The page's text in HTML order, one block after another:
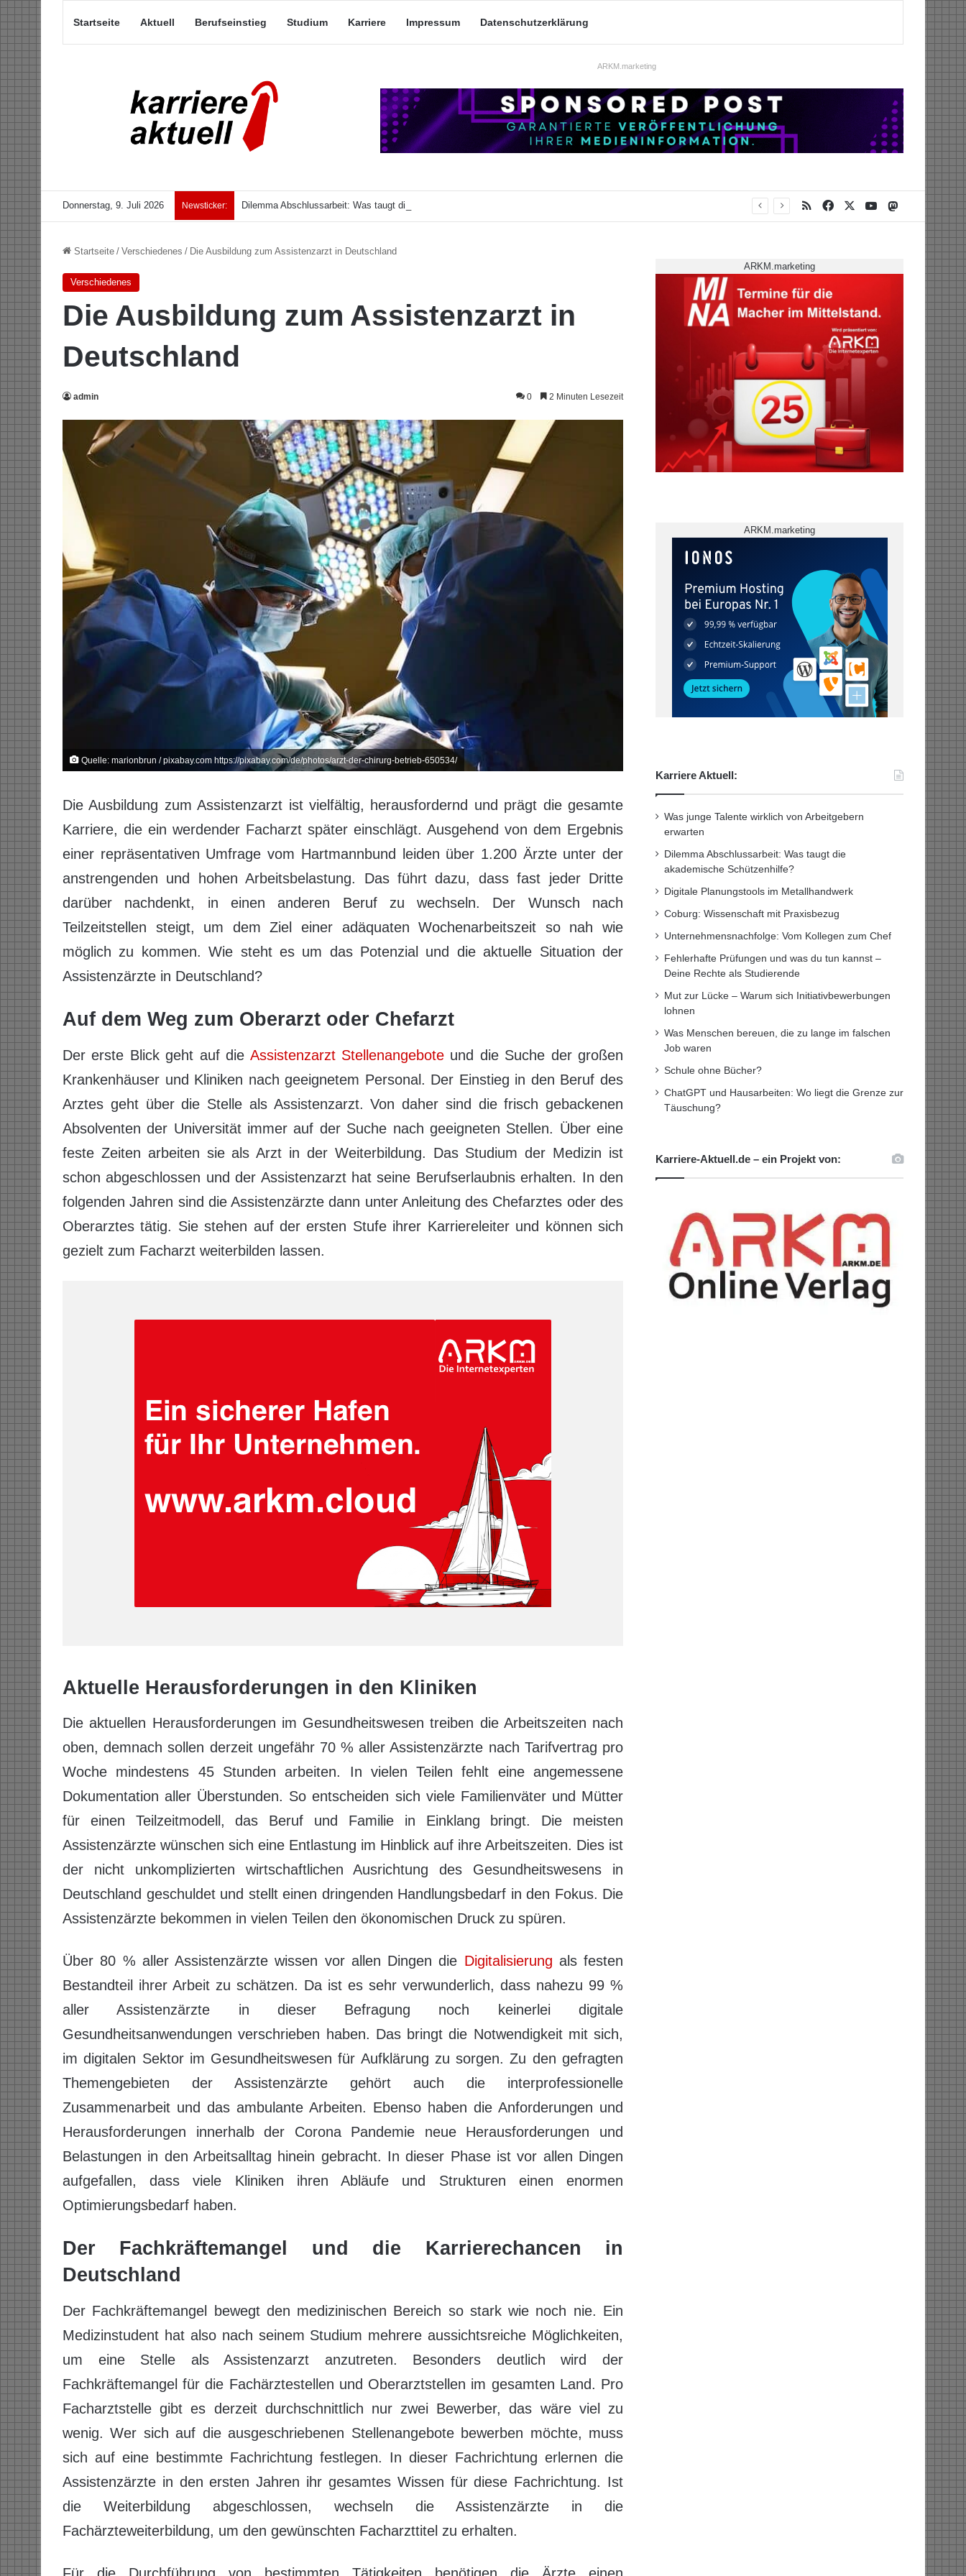
Startseite Aktuell Berufseinstieg Studium Karriere Impressum Datenschutzerklärung
ARKM.marketing
Donnerstag, 9. Juli 2026 Newsticker: Dilemma Abschlussarbeit: Was taugt die akademische Schützenhilfe? RSS Facebook YouTubeMastodon
Startseite / Verschiedenes / Die Ausbildung zum Assistenzarzt in Deutschland
Verschiedenes
Die Ausbildung zum Assistenzarzt in
Deutschland
admin 0 2 Minuten Lesezeit
Quelle: marionbrun / pixabay.com https://pixabay.com/de/photos/arzt-der-chirurg-betrieb-650534/
Die Ausbildung zum Assistenzarzt ist vielfältig, herausfordernd und prägt die gesamte
Karriere, die ein werdender Facharzt später einschlägt. Ausgehend von dem Ergebnis
einer repräsentativen Umfrage vom Hartmannbund leiden über 1.200 Ärzte unter der
anstrengenden und hohen Arbeitsbelastung. Das führt dazu, dass fast jeder Dritte
darüber nachdenkt, in einen anderen Beruf zu wechseln. Der Wunsch nach
Teilzeitstellen steigt, um dem Ziel einer adäquaten Wochenarbeitszeit so nah wie
möglich zu kommen. Wie steht es um das Potenzial und die aktuelle Situation der
Assistenzärzte in Deutschland?
Auf dem Weg zum Oberarzt oder Chefarzt
Der erste Blick geht auf die Assistenzarzt Stellenangeboteund die Suche der großen
Krankenhäuser und Kliniken nach geeignetem Personal. Der Einstieg in den Beruf des
Arztes geht über die Stelle als Assistenzarzt. Von daher sind die frisch gebackenen
Absolventen der Universität immer auf der Suche nach geeigneten Stellen. Über eine
feste Zeiten arbeiten sie als Arzt in der Weiterbildung. Das Studium der Medizin ist
schon abgeschlossen und der Assistenzarzt hat seine Berufserlaubnis erhalten. In den
folgenden Jahren sind die Assistenzärzte dann unter Anleitung des Chefarztes oder des
Oberarztes tätig. Sie stehen auf der ersten Stufe ihrer Karriereleiter und können sich
gezielt zum Facharzt weiterbilden lassen.
Aktuelle Herausforderungen in den Kliniken
Die aktuellen Herausforderungen im Gesundheitswesen treiben die Arbeitszeiten nach
oben, demnach sollen derzeit ungefähr 70 % aller Assistenzärzte nach Tarifvertrag pro
Woche mindestens 45 Stunden arbeiten. In vielen Teilen fehlt eine angemessene
Dokumentation aller Überstunden. So entscheiden sich viele Familienväter und Mütter
für einen Teilzeitmodell, das Beruf und Familie in Einklang bringt. Die meisten
Assistenzärzte wünschen sich eine Entlastung im Hinblick auf ihre Arbeitszeiten. Dies ist
der nicht unkomplizierten wirtschaftlichen Ausrichtung des Gesundheitswesens in
Deutschland geschuldet und stellt einen dringenden Handlungsbedarf in den Fokus. Die
Assistenzärzte bekommen in vielen Teilen den ökonomischen Druck zu spüren.
Über 80 % aller Assistenzärzte wissen vor allen Dingen die Digitalisierung als festen
Bestandteil ihrer Arbeit zu schätzen. Da ist es sehr verwunderlich, dass nahezu 99 %
aller Assistenzärzte in dieser Befragung noch keinerlei digitale
Gesundheitsanwendungen verschrieben haben. Das bringt die Notwendigkeit mit sich,
im digitalen Sektor im Gesundheitswesen für Aufklärung zu sorgen. Zu den gefragten
Themengebieten der Assistenzärzte gehört auch die interprofessionelle
Zusammenarbeit und das ambulante Arbeiten. Ebenso haben die Anforderungen und
Herausforderungen innerhalb der Corona Pandemie neue Herausforderungen und
Belastungen in den Arbeitsalltag hinein gebracht. In dieser Phase ist vor allen Dingen
aufgefallen, dass viele Kliniken ihren Abläufe und Strukturen einen enormen
Optimierungsbedarf haben.
Der Fachkräftemangel und die Karrierechancen in
Deutschland
Der Fachkräftemangel bewegt den medizinischen Bereich so stark wie noch nie. Ein
Medizinstudent hat also nach seinem Studium mehrere aussichtsreiche Möglichkeiten,
um eine Stelle als Assistenzarzt anzutreten. Besonders deutlich wird der
Fachkräftemangel für die Fachärztestellen und Oberarztstellen im gesamten Land. Pro
Facharztstelle gibt es derzeit durchschnittlich nur zwei Bewerber, das wäre viel zu
wenig. Wer sich auf die ausgeschriebenen Stellenangebote bewerben möchte, muss
sich auf eine bestimmte Fachrichtung festlegen. In dieser Fachrichtung erlernen die
Assistenzärzte in den ersten Jahren ihr gesamtes Wissen für diese Fachrichtung. Ist
die Weiterbildung abgeschlossen, wechseln die Assistenzärzte in die
Fachärzteweiterbildung, um den gewünschten Facharzttitel zu erhalten.
Für die Durchführung von bestimmten Tätigkeiten benötigen die Ärzte einen
ARKM.marketing
ARKM.marketing
Karriere Aktuell:
Was junge Talente wirklich von Arbeitgebern
erwarten
Dilemma Abschlussarbeit: Was taugt die
akademische Schützenhilfe?
Digitale Planungstools im Metallhandwerk
Coburg: Wissenschaft mit Praxisbezug
Unternehmensnachfolge: Vom Kollegen zum Chef
Fehlerhafte Prüfungen und was du tun kannst –
Deine Rechte als Studierende
Mut zur Lücke – Warum sich Initiativbewerbungen
lohnen
Was Menschen bereuen, die zu lange im falschen
Job waren
Schule ohne Bücher?
ChatGPT und Hausarbeiten: Wo liegt die Grenze zur
Täuschung?
Karriere-Aktuell.de – ein Projekt von: